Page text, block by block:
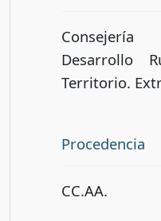
Desarrollo
Territorio.
Procedencia
CC.AA.